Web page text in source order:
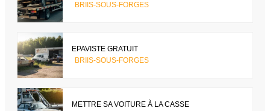
BRIIS-SOUS-FORGES
EPAVISTE GRATUIT
BRIIS-SOUS-FORGES
METTRE SA VOITURE À LA CASSE